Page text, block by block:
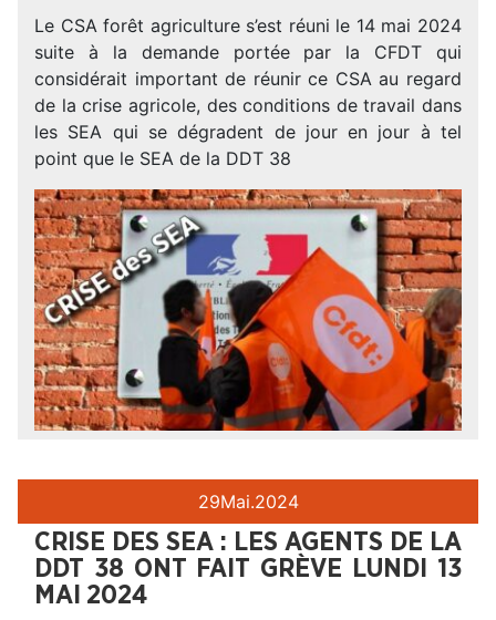
Le CSA forêt agriculture s’est réuni le 14 mai 2024
suite à la demande portée par la CFDT qui
considérait important de réunir ce CSA au regard
de la crise agricole, des conditions de travail dans
les SEA qui se dégradent de jour en jour à tel
point que le SEA de la DDT 38
29Mai.2024
CRISE DES SEA : LES AGENTS DE LA
DDT 38 ONT FAIT GRÈVE LUNDI 13
MAI 2024